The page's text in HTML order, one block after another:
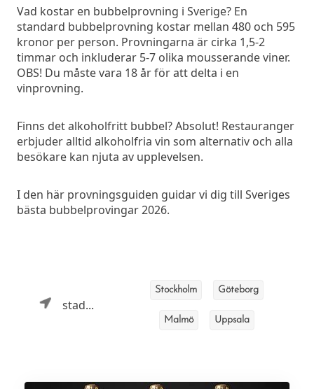
Vad kostar en bubbelprovning i Sverige? En
standard bubbelprovning kostar mellan 480 och 595
kronor per person. Provningarna är cirka 1,5-2
timmar och inkluderar 5-7 olika mousserande viner.
OBS! Du måste vara 18 år för att delta i en
vinprovning.
Finns det alkoholfritt bubbel? Absolut! Restauranger
erbjuder alltid alkoholfria vin som alternativ och alla
besökare kan njuta av upplevelsen.
I den här provningsguiden guidar vi dig till Sveriges
bästa bubbelprovingar 2026.
stad...
Stockholm Göteborg
Malmö Uppsala